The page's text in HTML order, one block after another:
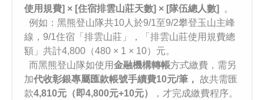
使用規費] × [住宿排雲山莊天數] × [隊伍總人數]
。
例如：黑熊登山隊共10人於9/1至9/2攀登玉山主峰
線，9/1住宿「排雲山莊」，「排雲山莊使用規費總
額」共計4,800（480 × 1 × 10）元。
而黑熊登山隊如使用金融機構轉帳方式繳費，需另
加代收彰銀專屬匯款帳號手續費10元/筆， 故共需匯
款4,810元（即4,800元+10元） ，才完成繳費程序。